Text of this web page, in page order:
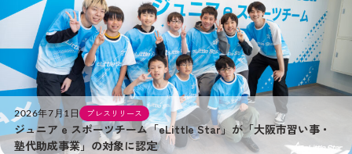
2026年7月1日 プレスリリース
ジュニア e スポーツチーム「eLittle Star」が「大阪市習い事・
塾代助成事業」の対象に認定